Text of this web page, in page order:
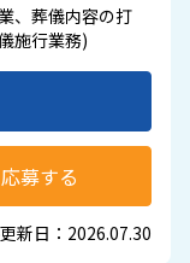
、葬儀内容の打
施行業務)
応募する
新日：2026.07.30